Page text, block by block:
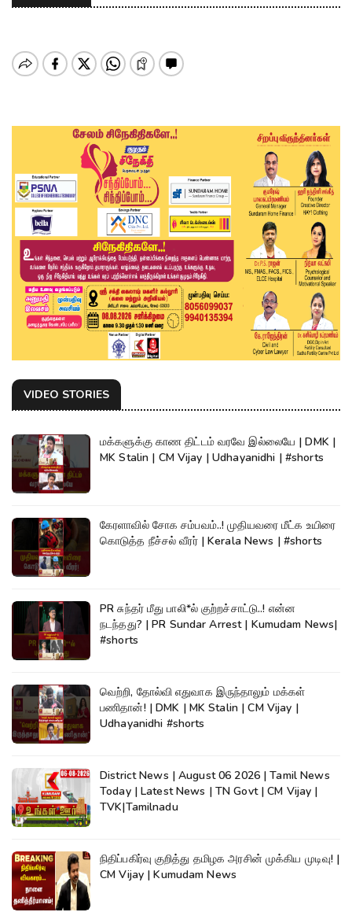
VIDEO STORIES
மக்களுக்கு காண திட்டம் வரவே இல்லையே | DMK |
MK Stalin | CM Vijay | Udhayanidhi | #shorts
கேரளாவில் சோக சம்பவம்..! முதியவரை மீட்க உயிரை
கொடுத்த நீச்சல் வீரர் | Kerala News | #shorts
PR சுந்தர் மீது பாலி*ல் குற்றச்சாட்டு..! என்ன
நடந்தது? | PR Sundar Arrest | Kumudam News|
#shorts
வெற்றி, தோல்வி எதுவாக இருந்தாலும் மக்கள்
பணிதான்! | DMK | MK Stalin | CM Vijay |
Udhayanidhi #shorts
District News | August 06 2026 | Tamil News
Today | Latest News | TN Govt | CM Vijay |
TVK|Tamilnadu
நிதிப்பகிர்வு குறித்து தமிழக அரசின் முக்கிய முடிவு! |
CM Vijay | Kumudam News